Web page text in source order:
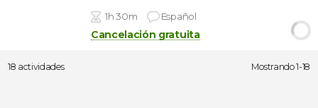
1h 30m Español
Cancelación gratuita
18 actividades Mostrando 1-18